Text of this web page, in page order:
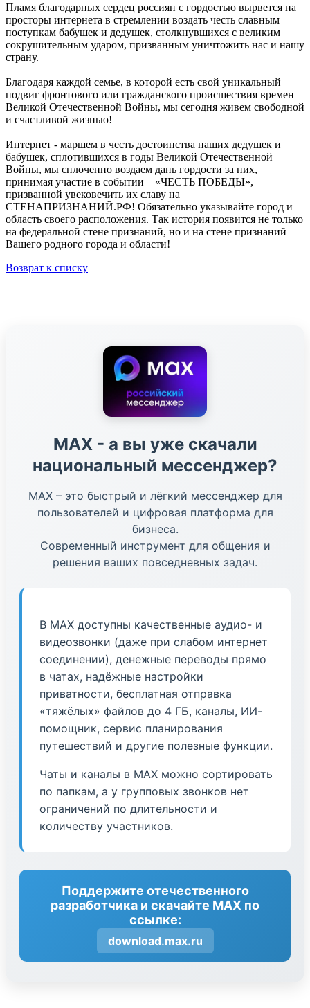
Пламя благодарных сердец россиян с гордостью вырвется на
просторы интернета в стремлении воздать честь славным
поступкам бабушек и дедушек, столкнувшихся с великим
сокрушительным ударом, призванным уничтожить нас и нашу
страну.
Благодаря каждой семье, в которой есть свой уникальный
подвиг фронтового или гражданского происшествия времен
Великой Отечественной Войны, мы сегодня живем свободной
и счастливой жизнью!
Интернет - маршем в честь достоинства наших дедушек и
бабушек, сплотившихся в годы Великой Отечественной
Войны, мы сплоченно воздаем дань гордости за них,
принимая участие в событии – «ЧЕСТЬ ПОБЕДЫ»,
призванной увековечить их славу на
СТЕНАПРИЗНАНИЙ.РФ! Обязательно указывайте город и
область своего расположения. Так история появится не только
на федеральной стене признаний, но и на стене признаний
Вашего родного города и области!
Возврат к списку
МАХ - а вы уже скачали
национальный мессенджер?
МАХ – это быстрый и лёгкий мессенджер для
пользователей и цифровая платформа для
бизнеса.
Современный инструмент для общения и
решения ваших повседневных задач.
В МАХ доступны качественные аудио- и
видеозвонки (даже при слабом интернет
соединении), денежные переводы прямо
в чатах, надёжные настройки
приватности, бесплатная отправка
«тяжёлых» файлов до 4 ГБ, каналы, ИИ-
помощник, сервис планирования
путешествий и другие полезные функции.
Чаты и каналы в МАХ можно сортировать
по папкам, а у групповых звонков нет
ограничений по длительности и
количеству участников.
Поддержите отечественного
разработчика и скачайте МАХ по
ссылке:
download.max.ru